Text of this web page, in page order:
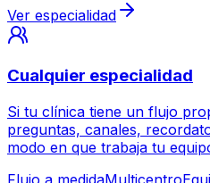
Ver especialidad
Cualquier especialidad
Si tu clínica tiene un flujo
preguntas, canales,
modo en que trabaja tu
Flujo a medidaMulticentro